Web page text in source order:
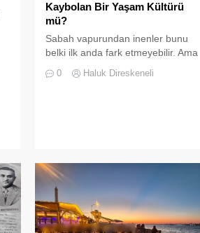
Kaybolan Bir Yaşam Kültürü
mü?
Sabah vapurundan inenler bunu
belki ilk anda fark etmeyebilir. Ama
tanıyanlar bilir; adanın sesi ve
0 Haluk Direskeneli